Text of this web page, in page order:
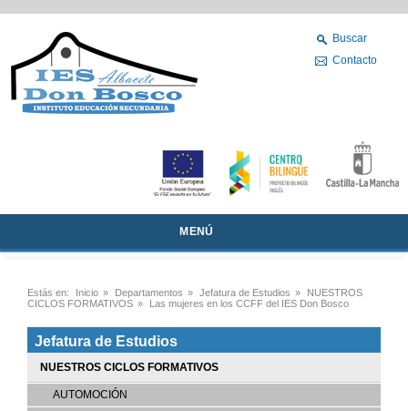
Buscar
Contacto
MENÚ
Estás en: Inicio » Departamentos » Jefatura de Estudios »
NUESTROS
CICLOS FORMATIVOS » Las mujeres en los CCFF del IES Don Bosco
Jefatura de Estudios
NUESTROS CICLOS FORMATIVOS
AUTOMOCIÓN